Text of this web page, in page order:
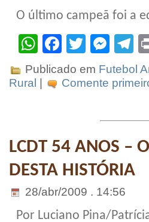
O último campeã foi a
WhatsApp
Facebook
Twitter
Publicado em Futebol
Rural | Comente
LCDT 54 ANOS –
DESTA HISTÓRIA
28/abr/2009 . 14:56
Por Luciano Pina/